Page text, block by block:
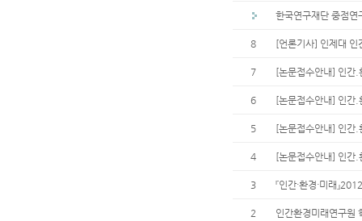
한국연구재단 중점연
8 [언론기사] 인제대 인
7 [논문접수안내] 인간
6 [논문접수안내] 인간
5 [논문접수안내] 인간
4 [논문접수안내] 인간
3 『인간·환경·미래』
2 인간환경미래연구원